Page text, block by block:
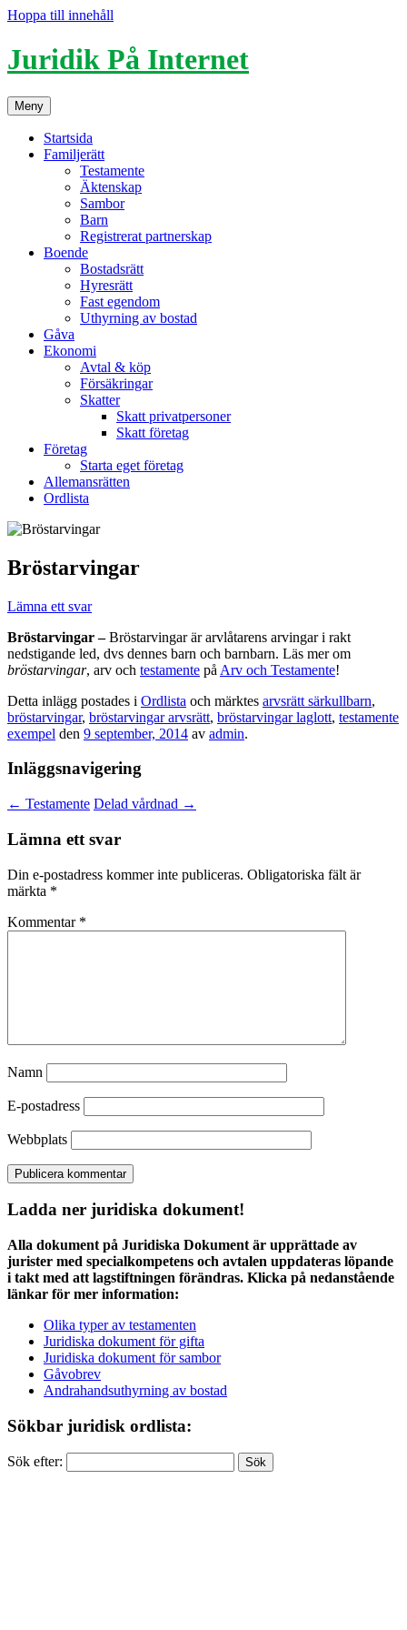
Hoppa till innehåll
Juridik På Internet
Meny
Startsida
Familjerätt
Testamente
Äktenskap
Sambor
Barn
Registrerat partnerskap
Boende
Bostadsrätt
Hyresrätt
Fast egendom
Uthyrning av bostad
Gåva
Ekonomi
Avtal & köp
Försäkringar
Skatter
Skatt privatpersoner
Skatt företag
Företag
Starta eget företag
Allemansrätten
Ordlista
Bröstarvingar
Lämna ett svar
Bröstarvingar –Bröstarvingar är arvlåtarens arvingar i rakt
nedstigande led, dvs dennes barn och barnbarn. Läs mer om
bröstarvingar, arv och testamente på Arv och Testamente!
Detta inlägg postades i Ordlista och märktes arvsrätt särkullbarn,
bröstarvingar, bröstarvingar arvsrätt, bröstarvingar laglott, testamente
exempel den 9 september, 2014 av admin.
Inläggsnavigering
← Testamente Delad vårdnad →
Lämna ett svar
Din e-postadress kommer inte publiceras. Obligatoriska fält är
märkta *
Kommentar *
Namn
E-postadress
Webbplats
Ladda ner juridiska dokument!
Alla dokument på Juridiska Dokument är upprättade av
jurister med specialkompetens och avtalen uppdateras löpande
i takt med att lagstiftningen förändras. Klicka på nedanstående
länkar för mer information:
Olika typer av testamenten
Juridiska dokument för gifta
Juridiska dokument för sambor
Gåvobrev
Andrahandsuthyrning av bostad
Sökbar juridisk ordlista:
Sök efter: